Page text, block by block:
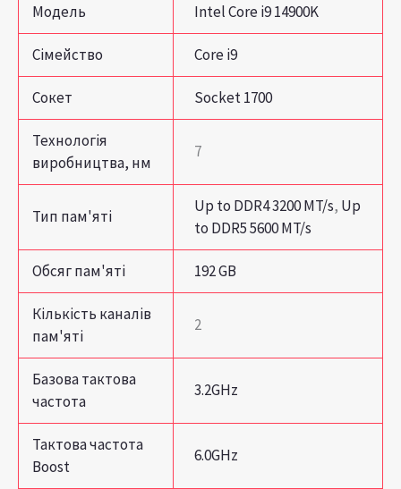
Модель Intel Core i9 14900K
Сімейство Core i9
Сокет Socket 1700
Технологія
виробництва, нм
7
Тип пам'яті
Up to DDR4 3200 MT/s, Up
to DDR5 5600 MT/s
Обсяг пам'яті 192 GB
Кількість каналів
пам'яті
2
Базова тактова
частота
3.2GHz
Тактова частота
Boost
6.0GHz